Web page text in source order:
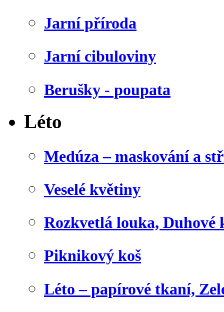
Jarní příroda
Jarní cibuloviny
Berušky - poupata
Léto
Medúza – maskování a
Veselé květiny
Rozkvetlá louka, Duhové
Piknikový koš
Léto – papírové tkaní,